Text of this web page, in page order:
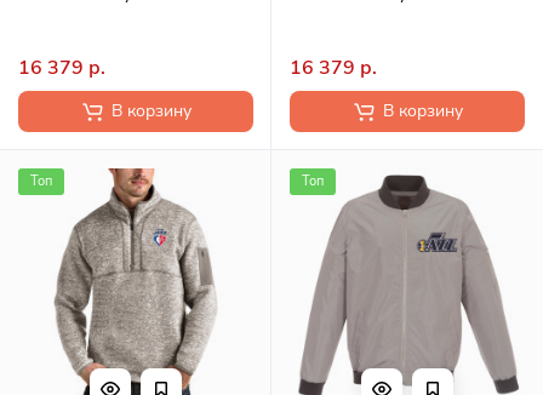
16 379 р.
В корзину
16 379 р.
В корзину
Топ Топ